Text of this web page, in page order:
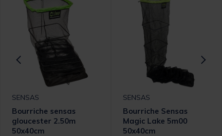
SENSAS
Bourriche sensas
gloucester 2.50m
50x40cm
SENSAS
Bourriche Sensas
Magic Lake 5m00
50x40cm